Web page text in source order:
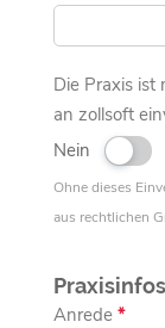
Die Praxis ist
an zollsoft
Nein
Ohne dieses
aus rechtlichen
Praxisinfos
Anrede *